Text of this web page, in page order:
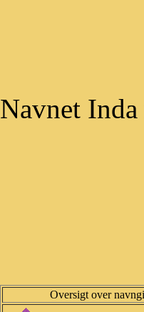
Navnet
Oversigt over